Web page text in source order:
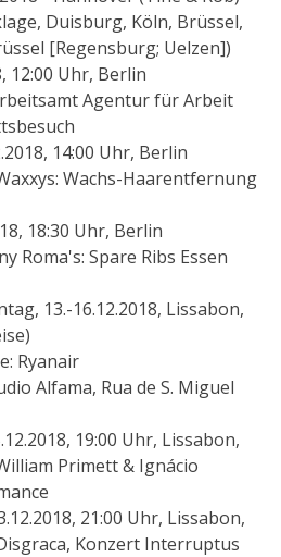
Duisburg, Köln, Brüssel,
[Regensburg; Uelzen])
12:00 Uhr, Berlin
Agentur für Arbeit
14:00 Uhr, Berlin
Wachs-Haarentfernung
18:30 Uhr, Berlin
Roma's: Spare Ribs Essen
13.-16.12.2018, Lissabon,
Ryanair
Alfama, Rua de S. Miguel
19:00 Uhr, Lissabon,
Primett & Ignácio
21:00 Uhr, Lissabon,
Konzert Interruptus